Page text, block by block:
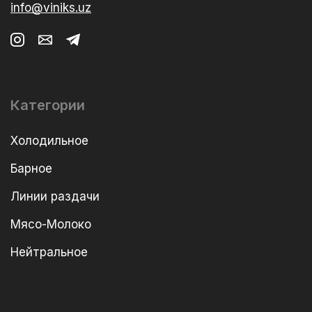
info@viniks.uz
Категории
Холодильное
Барное
Линии раздачи
Мясо-Молоко
Нейтральное